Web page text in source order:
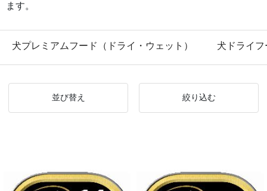
ます。
犬プレミアムフード（ドライ・ウェット） 犬ドライフ
並び替え 絞り込む